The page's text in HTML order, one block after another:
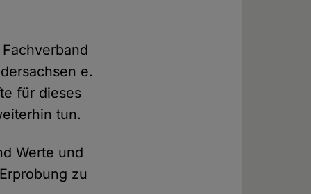
e.
für dieses
tun.
Werte und
zu